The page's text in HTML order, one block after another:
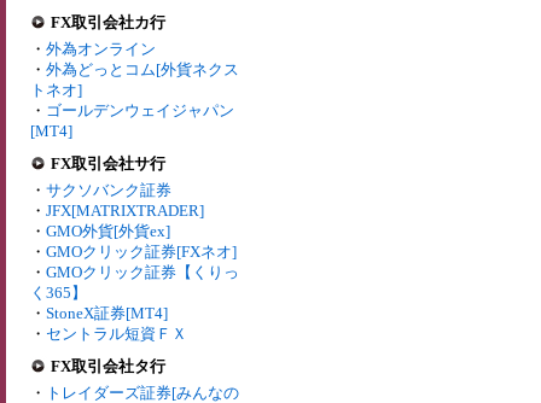
FX取引会社カ行
・ 外為オンライン
・ 外為どっとコム[外貨ネクス
トネオ]
・ ゴールデンウェイジャパン
[MT4]
FX取引会社サ行
・ サクソバンク証券
・ JFX[MATRIXTRADER]
・ GMO外貨[外貨ex]
・ GMOクリック証券[FXネオ]
・ GMOクリック証券【くりっ
く365】
・ StoneX証券[MT4]
・ セントラル短資ＦＸ
FX取引会社タ行
・ トレイダーズ証券[みんなの